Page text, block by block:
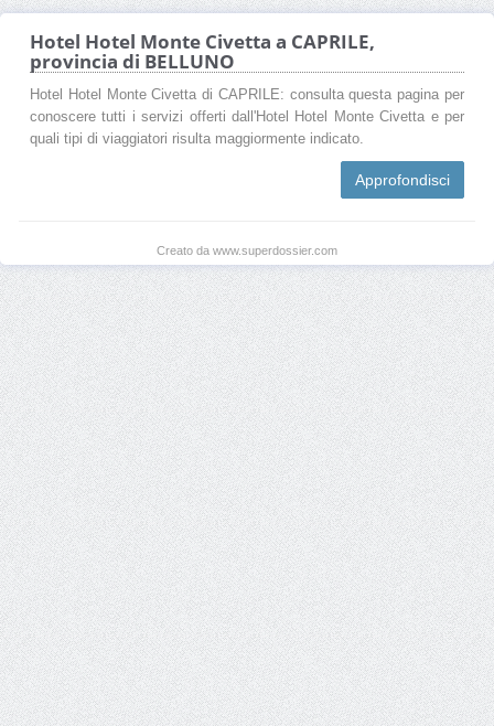
Hotel Hotel Monte Civetta a CAPRILE,
provincia di BELLUNO
Hotel Hotel Monte Civetta di CAPRILE: consulta questa pagina per
conoscere tutti i servizi offerti dall'Hotel Hotel Monte Civetta e per
quali tipi di viaggiatori risulta maggiormente indicato.
Approfondisci
Creato da www.superdossier.com